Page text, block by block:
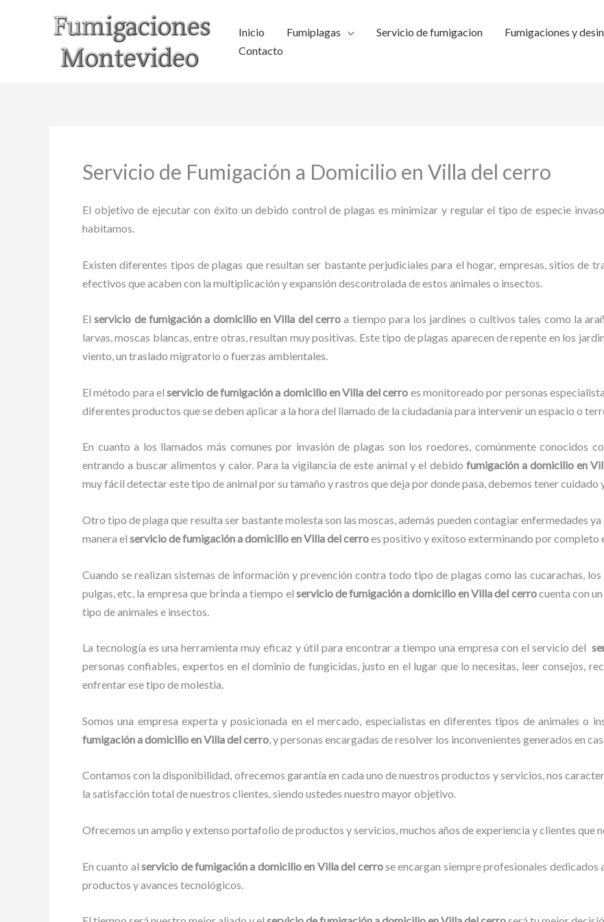
Inicio Fumiplagas Servicio de fumigacion Fumigaciones y
Contacto
Servicio de Fumigación a Domicilio en Villa del cerro
El objetivo de ejecutar con éxito un debido control de plagas es minimizar y regular el tipo de especie
habitamos.
Existen diferentes tipos de plagas que resultan ser bastante perjudiciales para el hogar, empresas, sitios de
efectivos que acaben con la multiplicación y expansión descontrolada de estos animales o insectos.
Elservicio de fumigación a domicilio en Villa del cerroa tiempo para los jardines o cultivos tales como la
larvas, moscas blancas, entre otras, resultan muy positivas. Este tipo de plagas aparecen de repente en los
viento, un traslado migratorio o fuerzas ambientales.
El método para elservicio de fumigación a domicilioen Villa del cerro es monitoreado por personas
diferentes productos que se deben aplicar a la hora del llamado de la ciudadanía para intervenir un espacio o
En cuanto a los llamados más comunes por invasión de plagas son los roedores, comúnmente conocidos
entrando a buscar alimentos y calor. Para la vigilancia de este animal y el debido fumigación a domicilioen
muy fácil detectar este tipo de animal por su tamaño y rastros que deja por donde pasa, debemos tener
Otro tipo de plaga que resulta ser bastante molesta son las moscas, además pueden contagiar enfermedades
manera el servicio de fumigación a domicilioen Villa del cerroes positivo y exitoso exterminando por completo
Cuando se realizan sistemas de información y prevención contra todo tipo de plagas como las cucarachas, los
pulgas, etc, la empresa que brinda a tiempo el servicio de fumigación a domicilioen Villa del cerrocuenta con
tipo de animales e insectos.
La tecnología es una herramienta muy eficaz y útil para encontrar a tiempo una empresa con el servicio del
personas confiables, expertos en el dominio de fungicidas, justo en el lugar que lo necesitas, leer consejos,
enfrentar ese tipo de molestia.
Somos una empresa experta y posicionada en el mercado, especialistas en diferentes tipos de animales o
fumigación a domicilioen Villa del cerro , y personas encargadas de resolver los inconvenientes generados en
Contamos con la disponibilidad, ofrecemos garantía en cada uno de nuestros productos y servicios, nos
la satisfacción total de nuestros clientes, siendo ustedes nuestro mayor objetivo.
Ofrecemos un amplio y extenso portafolio de productos y servicios, muchos años de experiencia y clientes que
En cuanto alservicio de fumigación a domicilioen Villa del cerrose encargan siempre profesionales
productos y avances tecnológicos.